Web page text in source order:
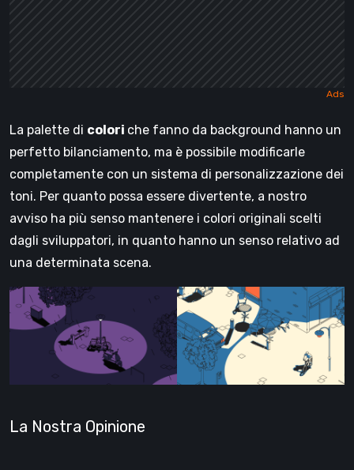
La palette di colori che fanno da background hanno un
perfetto bilanciamento, ma è possibile modificarle
completamente con un sistema di personalizzazione dei
toni. Per quanto possa essere divertente, a nostro
avviso ha più senso mantenere i colori originali scelti
dagli sviluppatori, in quanto hanno un senso relativo ad
una determinata scena.
La Nostra Opinione